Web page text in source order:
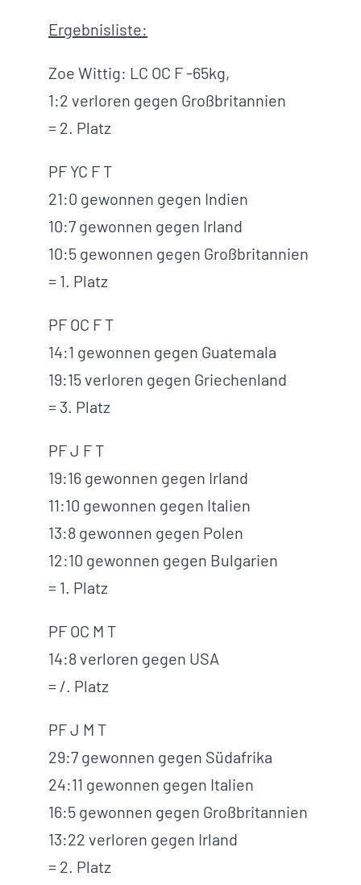
Ergebnisliste:
Zoe Wittig: LC OC F -65kg,
1:2 verloren gegen Großbritannien
= 2. Platz
PF YC F T
21:0 gewonnen gegen Indien
10:7 gewonnen gegen Irland
10:5 gewonnen gegen Großbritannien
= 1. Platz
PF OC F T
14:1 gewonnen gegen Guatemala
19:15 verloren gegen Griechenland
= 3. Platz
PF J F T
19:16 gewonnen gegen Irland
11:10 gewonnen gegen Italien
13:8 gewonnen gegen Polen
12:10 gewonnen gegen Bulgarien
= 1. Platz
PF OC M T
14:8 verloren gegen USA
= /. Platz
PF J M T
29:7 gewonnen gegen Südafrika
24:11 gewonnen gegen Italien
16:5 gewonnen gegen Großbritannien
13:22 verloren gegen Irland
= 2. Platz